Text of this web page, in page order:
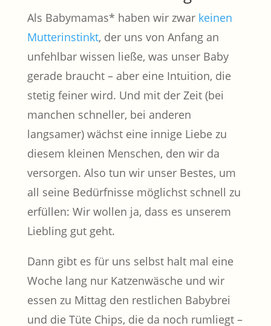
Als Babymamas* haben wir zwar keinen
Mutterinstinkt, der uns von Anfang an
unfehlbar wissen ließe, was unser Baby
gerade braucht – aber eine Intuition, die
stetig feiner wird. Und mit der Zeit (bei
manchen schneller, bei anderen
langsamer) wächst eine innige Liebe zu
diesem kleinen Menschen, den wir da
versorgen. Also tun wir unser Bestes, um
all seine Bedürfnisse möglichst schnell zu
erfüllen: Wir wollen ja, dass es unserem
Liebling gut geht.
Dann gibt es für uns selbst halt mal eine
Woche lang nur Katzenwäsche und wir
essen zu Mittag den restlichen Babybrei
und die Tüte Chips, die da noch rumliegt –